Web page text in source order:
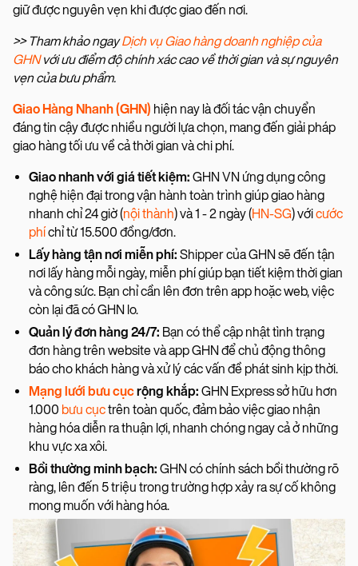
giữ được nguyên vẹn khi được giao đến nơi.
>> Tham khảo ngayDịch vụ Giao hàng doanh nghiệp của
GHNvới ưu điểm độ chính xác cao về thời gian và sự nguyên
vẹn của bưu phẩm.
Giao Hàng Nhanh (GHN) hiện nay là đối tác vận chuyển
đáng tin cậy được nhiều người lựa chọn, mang đến giải pháp
giao hàng tối ưu về cả thời gian và chi phí.
Giao nhanh với giá tiết kiệm: GHN VN ứng dụng công
nghệ hiện đại trong vận hành toàn trình giúp giao hàng
nhanh chỉ 24 giờ (nội thành) và 1 - 2 ngày (HN-SG) vớicước
phíchỉ từ 15.500 đồng/đơn.
Lấy hàng tận nơi miễn phí: Shipper của GHN sẽ đến tận
nơi lấy hàng mỗi ngày, miễn phí giúp bạn tiết kiệm thời gian
và công sức. Bạn chỉ cần lên đơn trên app hoặc web, việc
còn lại đã có GHN lo.
Quản lý đơn hàng 24/7: Bạn có thể cập nhật tình trạng
đơn hàng trên website và app GHN để chủ động thông
báo cho khách hàng và xử lý các vấn đề phát sinh kịp thời.
Mạng lưới bưu cụcrộng khắp: GHN Express sở hữu hơn
1.000 bưu cụctrên toàn quốc, đảm bảo việc giao nhận
hàng hóa diễn ra thuận lợi, nhanh chóng ngay cả ở những
khu vực xa xôi.
Bồi thường minh bạch: GHN có chính sách bồi thường rõ
ràng, lên đến 5 triệu trong trường hợp xảy ra sự cố không
mong muốn với hàng hóa.